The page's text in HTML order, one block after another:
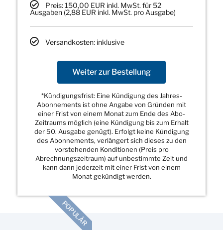
Preis: 150,00 EUR inkl. MwSt. für 52
Ausgaben (2,88 EUR inkl. MwSt. pro Ausgabe)
Versandkosten: inklusive
Weiter zur Bestellung
*Kündigungsfrist: Eine Kündigung des Jahres-
Abonnements ist ohne Angabe von Gründen mit
einer Frist von einem Monat zum Ende des Abo-
Zeitraums möglich (eine Kündigung bis zum Erhalt
der 50. Ausgabe genügt). Erfolgt keine Kündigung
des Abonnements, verlängert sich dieses zu den
vorstehenden Konditionen (Preis pro
Abrechnungszeitraum) auf unbestimmte Zeit und
kann dann jederzeit mit einer Frist von einem
Monat gekündigt werden.
POPULÄR